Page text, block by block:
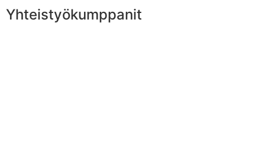
Yhteistyökumppanit